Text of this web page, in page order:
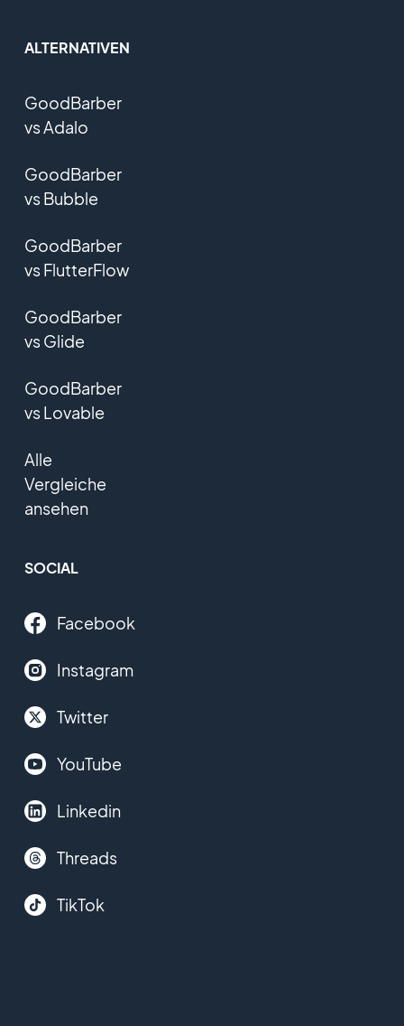
ALTERNATIVEN
GoodBarber
vs Adalo
GoodBarber
vs Bubble
GoodBarber
vs FlutterFlow
GoodBarber
vs Glide
GoodBarber
vs Lovable
Alle
Vergleiche
ansehen
SOCIAL
Facebook
Instagram
Twitter
YouTube
Linkedin
Threads
TikTok